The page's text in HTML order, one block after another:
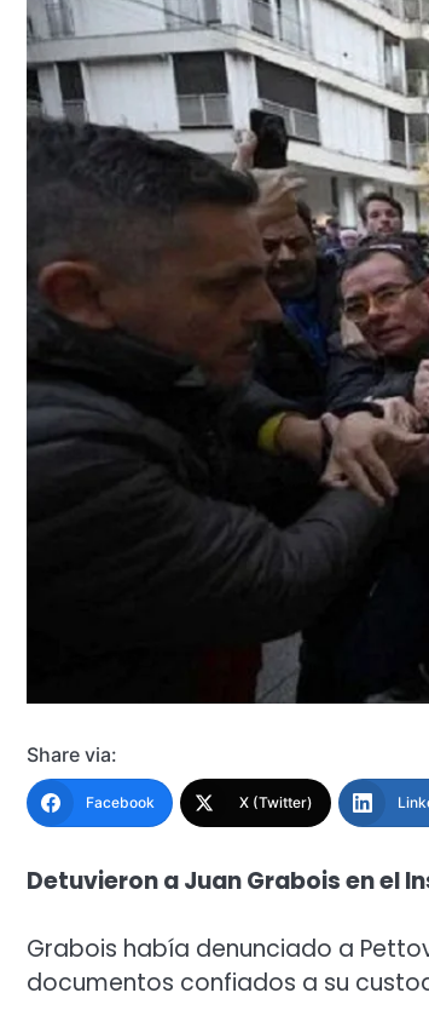
Share via:
Facebook X (Twitter)
Detuvieron a Juan Grabois en el
Grabois había denunciado a
documentos confiados a su